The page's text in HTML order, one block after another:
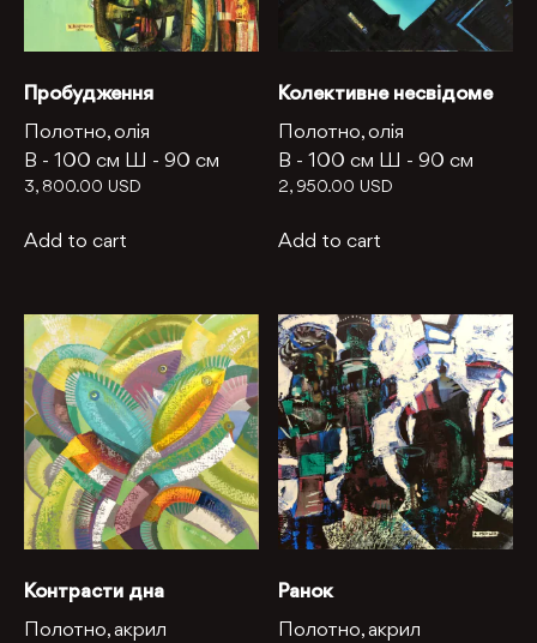
Пробудження
Полотно, олія
В - 100 см Ш - 90 см
3, 800.00 USD
Add to cart
Колективне несвідоме
Полотно, олія
В -100 см Ш -90 см
2, 950.00 USD
Add to cart
Контрасти дна
Полотно, акрил
Ранок
Полотно, акрил